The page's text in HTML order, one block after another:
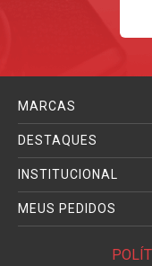
MARCAS
DESTAQUES
INSTITUCIONAL
MEUS PEDIDOS